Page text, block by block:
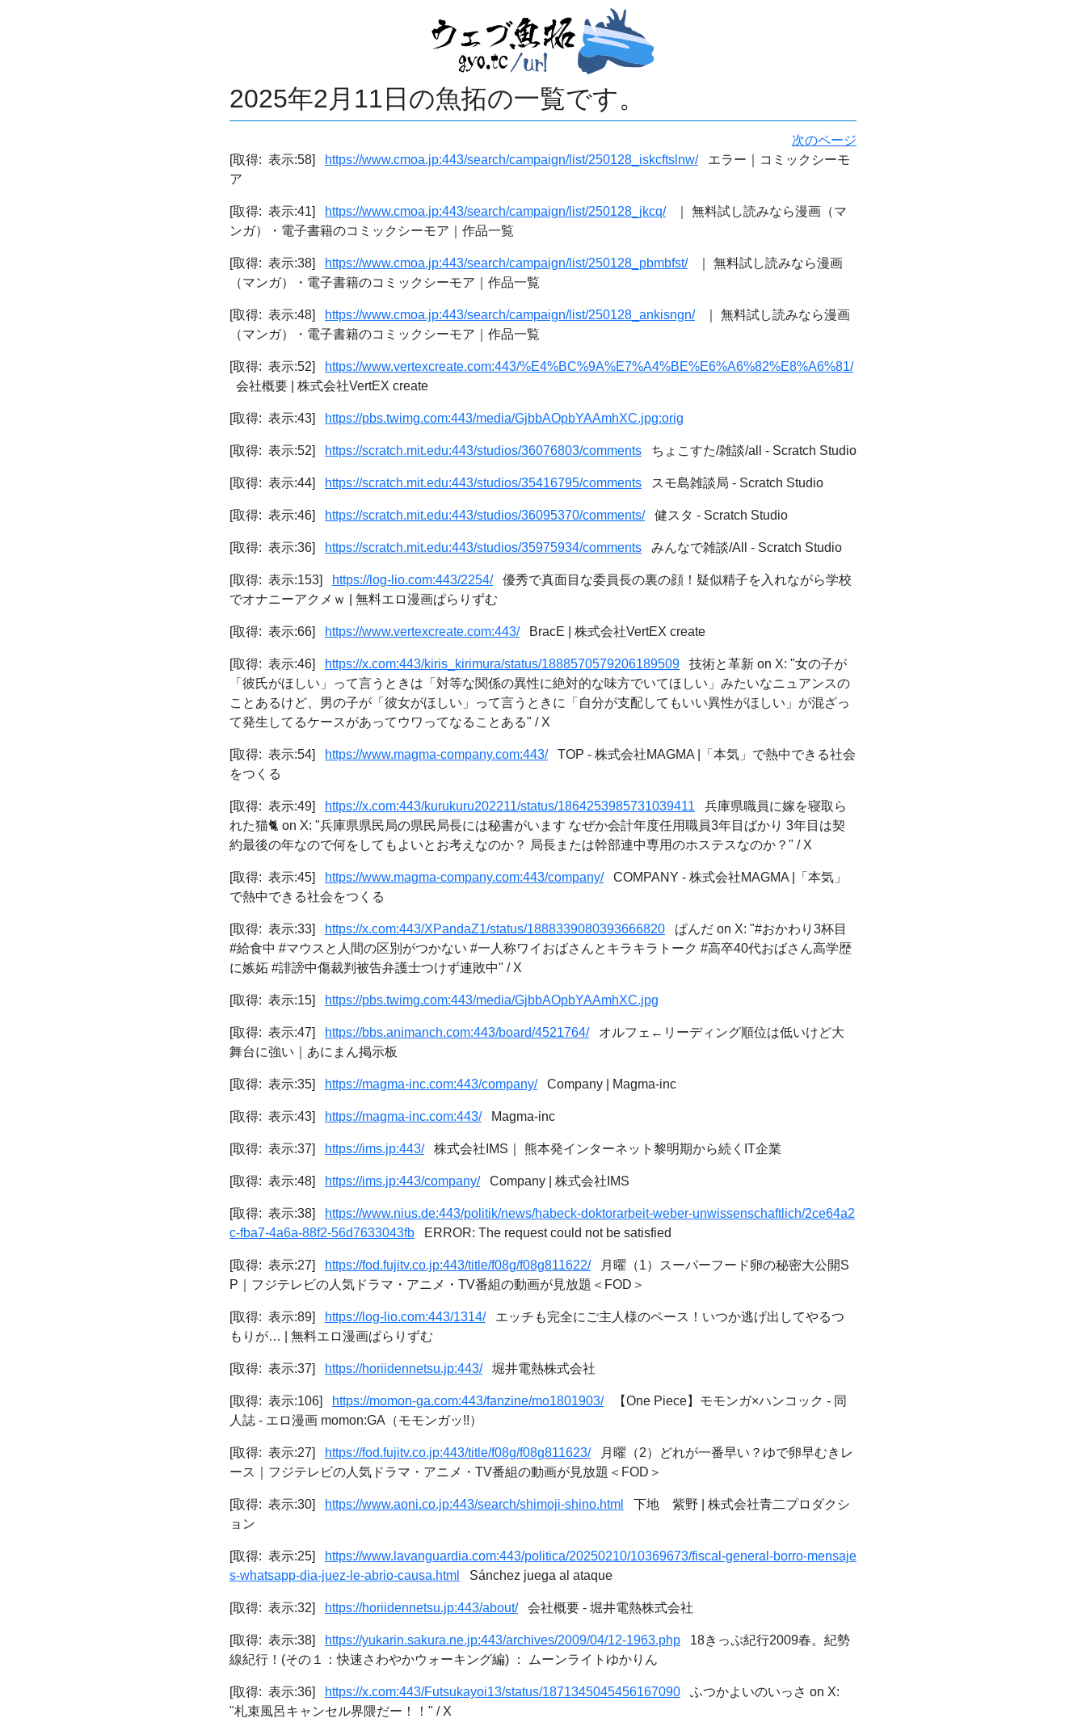
2025年2月11日の魚拓の一覧です。
次のページ
[取得: 表示:58]
https://www.cmoa.jp:443/search/campaign/list/250128_iskcftslnw/エラー｜コミックシーモ
ア
[取得: 表示:41] https://www.cmoa.jp:443/search/campaign/list/250128_jkcq/｜ 無料試し読みなら漫画（マ
ンガ）・電子書籍のコミックシーモア｜作品一覧
[取得: 表示:38] https://www.cmoa.jp:443/search/campaign/list/250128_pbmbfst/｜ 無料試し読みなら漫画
（マンガ）・電子書籍のコミックシーモア｜作品一覧
[取得: 表示:48] https://www.cmoa.jp:443/search/campaign/list/250128_ankisngn/｜ 無料試し読みなら漫画
（マンガ）・電子書籍のコミックシーモア｜作品一覧
[取得: 表示:52]
https://www.vertexcreate.com:443/%E4%BC%9A%E7%A4%BE%E6%A6%82%E8%A6%81/
会社概要 | 株式会社VertEX create
[取得: 表示:43] https://pbs.twimg.com:443/media/GjbbAOpbYAAmhXC.jpg:orig
[取得: 表示:52] https://scratch.mit.edu:443/studios/36076803/comments ちょこすた/雑談/all - Scratch Studio
[取得: 表示:44] https://scratch.mit.edu:443/studios/35416795/comments スモ島雑談局 - Scratch Studio
[取得: 表示:46] https://scratch.mit.edu:443/studios/36095370/comments/健スタ - Scratch Studio
[取得: 表示:36] https://scratch.mit.edu:443/studios/35975934/comments みんなで雑談/All - Scratch Studio
[取得: 表示:153] https://log-lio.com:443/2254/優秀で真面目な委員長の裏の顔！疑似精子を入れながら学校
でオナニーアクメｗ | 無料エロ漫画ぱらりずむ
[取得: 表示:66] https://www.vertexcreate.com:443/BracE | 株式会社VertEX create
[取得: 表示:46] https://x.com:443/kiris_kirimura/status/1888570579206189509 技術と革新 on X: "女の子が
「彼氏がほしい」って言うときは「対等な関係の異性に絶対的な味方でいてほしい」みたいなニュアンスの
ことあるけど、男の子が「彼女がほしい」って言うときに「自分が支配してもいい異性がほしい」が混ざっ
て発生してるケースがあってウワってなることある" / X
[取得: 表示:54] https://www.magma-company.com:443/TOP - 株式会社MAGMA |「本気」で熱中できる社会
をつくる
[取得: 表示:49] https://x.com:443/kurukuru202211/status/1864253985731039411 兵庫県職員に嫁を寝取ら
れた猫🐈 on X: "兵庫県県民局の県民局長には秘書がいます なぜか会計年度任用職員3年目ばかり 3年目は契
約最後の年なので何をしてもよいとお考えなのか？ 局長または幹部連中専用のホステスなのか？" / X
[取得: 表示:45] https://www.magma-company.com:443/company/COMPANY - 株式会社MAGMA |「本気」
で熱中できる社会をつくる
[取得: 表示:33] https://x.com:443/XPandaZ1/status/1888339080393666820 ぱんだ on X: "#おかわり3杯目
#給食中 #マウスと人間の区別がつかない #一人称ワイおばさんとキラキラトーク #高卒40代おばさん高学歴
に嫉妬 #誹謗中傷裁判被告弁護士つけず連敗中" / X
[取得: 表示:15] https://pbs.twimg.com:443/media/GjbbAOpbYAAmhXC.jpg
[取得: 表示:47] https://bbs.animanch.com:443/board/4521764/オルフェ←リーディング順位は低いけど大
舞台に強い｜あにまん掲示板
[取得: 表示:35] https://magma-inc.com:443/company/Company | Magma-inc
[取得: 表示:43] https://magma-inc.com:443/Magma-inc
[取得: 表示:37] https://ims.jp:443/株式会社IMS｜ 熊本発インターネット黎明期から続くIT企業
[取得: 表示:48] https://ims.jp:443/company/Company | 株式会社IMS
[取得: 表示:38]
https://www.nius.de:443/politik/news/habeck-doktorarbeit-weber-unwissenschaftlich/2ce64a2
c-fba7-4a6a-88f2-56d7633043fb ERROR: The request could not be satisfied
[取得: 表示:27] https://fod.fujitv.co.jp:443/title/f08g/f08g811622/月曜（1）スーパーフード卵の秘密大公開S
P｜フジテレビの人気ドラマ・アニメ・TV番組の動画が見放題＜FOD＞
[取得: 表示:89] https://log-lio.com:443/1314/エッチも完全にご主人様のペース！いつか逃げ出してやるつ
もりが… | 無料エロ漫画ぱらりずむ
[取得: 表示:37] https://horiidennetsu.jp:443/堀井電熱株式会社
[取得: 表示:106] https://momon-ga.com:443/fanzine/mo1801903/【One Piece】モモンガ×ハンコック - 同
人誌 - エロ漫画 momon:GA（モモンガッ!!）
[取得: 表示:27] https://fod.fujitv.co.jp:443/title/f08g/f08g811623/月曜（2）どれが一番早い？ゆで卵早むきレ
ース｜フジテレビの人気ドラマ・アニメ・TV番組の動画が見放題＜FOD＞
[取得: 表示:30] https://www.aoni.co.jp:443/search/shimoji-shino.html
下地 紫野 | 株式会社青二プロダクシ
ョン
[取得: 表示:25]
https://www.lavanguardia.com:443/politica/20250210/10369673/fiscal-general-borro-mensaje
s-whatsapp-dia-juez-le-abrio-causa.html
Sánchez juega al ataque
[取得: 表示:32] https://horiidennetsu.jp:443/about/会社概要 - 堀井電熱株式会社
[取得: 表示:38] https://yukarin.sakura.ne.jp:443/archives/2009/04/12-1963.php 18きっぷ紀行2009春。紀勢
線紀行！(その１：快速さわやかウォーキング編) ： ムーンライトゆかりん
[取得: 表示:36] https://x.com:443/Futsukayoi13/status/1871345045456167090 ふつかよいのいっさ on X:
"札束風呂キャンセル界隈だー！！" / X